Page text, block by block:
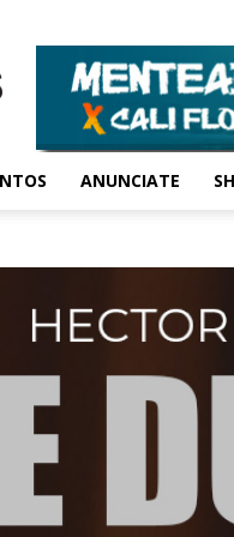
ANUNCIATE